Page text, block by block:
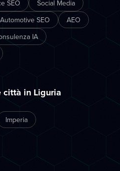
SEO
Social Media
Automotive SEO
AEO
IA
città in Liguria
Imperia